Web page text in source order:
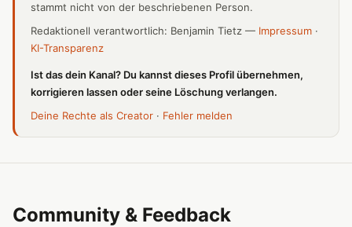
stammt nicht von der beschriebenen Person.
Redaktionell verantwortlich: Benjamin Tietz — Impressum ·
KI-Transparenz
Ist das dein Kanal? Du kannst dieses Profil übernehmen,
korrigieren lassen oder seine Löschung verlangen.
Deine Rechte als Creator · Fehler melden
Community & Feedback